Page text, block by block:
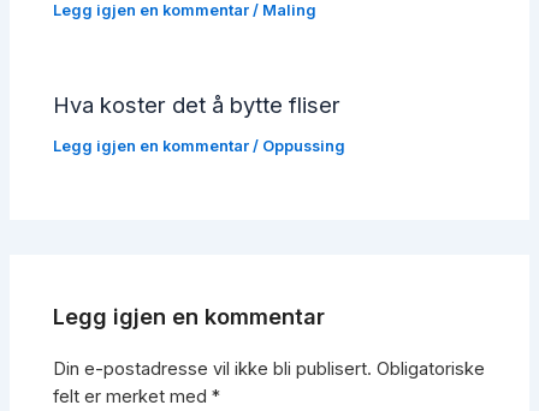
Legg igjen en kommentar / Maling
Hva koster det å bytte fliser
Legg igjen en kommentar / Oppussing
Legg igjen en kommentar
Din e-postadresse vil ikke bli publisert. Obligatoriske
felt er merket med*